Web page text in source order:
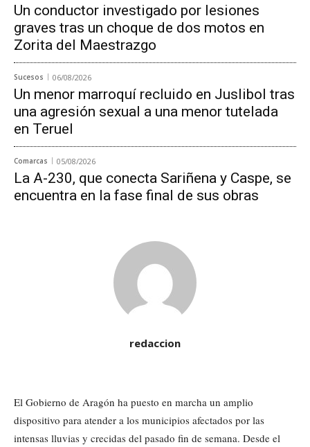
Un conductor investigado por lesiones
graves tras un choque de dos motos en
Zorita del Maestrazgo
Sucesos 06/08/2026
Un menor marroquí recluido en Juslibol tras
una agresión sexual a una menor tutelada
en Teruel
Comarcas 05/08/2026
La A-230, que conecta Sariñena y Caspe, se
encuentra en la fase final de sus obras
redaccion
El Gobierno de Aragón ha puesto en marcha un amplio
dispositivo para atender a los municipios afectados por las
intensas lluvias y crecidas del pasado fin de semana. Desde el